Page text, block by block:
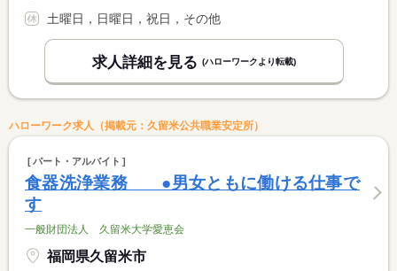
土曜日，日曜日，祝日，その他
求人詳細を見る (ハローワークより転載)
ハローワーク求人（掲載元：久留米公共職業安定所）
パート・アルバイト
食器洗浄業務 ●男女ともに働ける仕事で
す
一般財団法人 久留米大学愛恵会
福岡県久留米市